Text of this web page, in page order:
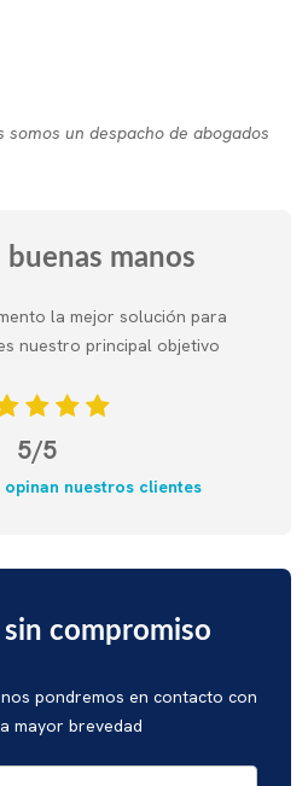
somos un despacho de abogados
buenas manos
la mejor solución para
nuestro principal objetivo
5/5
nuestros clientes
sin compromiso
pondremos en contacto con
mayor brevedad